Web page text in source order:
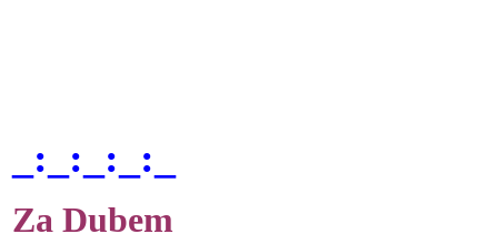
_:_:_:_:_
Za Dubem